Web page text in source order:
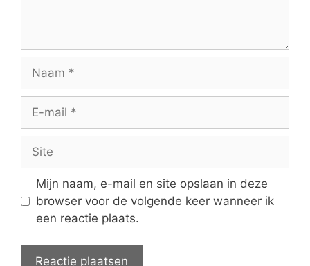
Naam
Site
Mijn naam, e-mail en site opslaan in deze
browser voor de volgende keer wanneer ik
een reactie plaats.